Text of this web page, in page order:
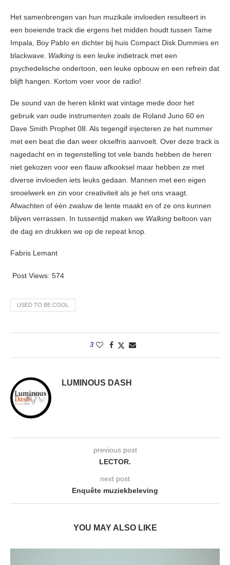
Het samenbrengen van hun muzikale invloeden resulteert in
een boeiende track die ergens het midden houdt tussen Tame
Impala, Boy Pablo en dichter bij huis Compact Disk Dummies en
blackwave. Walking is een leuke indietrack met een
psychedelische ondertoon, een leuke opbouw en een refrein dat
blijft hangen. Kortom voer voor de radio!
De sound van de heren klinkt wat vintage mede door het
gebruik van oude instrumenten zoals de Roland Juno 60 en
Dave Smith Prophet 08. Als tegengif injecteren ze het nummer
met een beat die dan weer okselfris aanvoelt. Over deze track is
nagedacht en in tegenstelling tot vele bands hebben de heren
niet gekozen voor een flauw afkooksel maar hebben ze met
diverse invloeden iets leuks gedaan. Mannen met een eigen
smoelwerk en zin voor creativiteit als je het ons vraagt.
Afwachten of één zwaluw de lente maakt en of ze ons kunnen
blijven verrassen. In tussentijd maken we Walking beltoon van
de dag en drukken we op de repeat knop.
Fabris Lemant
Post Views: 574
USED TO BE COOL
3
LUMINOUS DASH
previous post
LECTOR.
next post
Enquête muziekbeleving
YOU MAY ALSO LIKE